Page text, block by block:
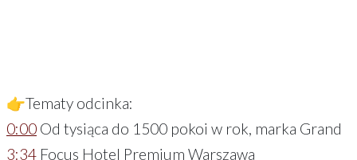
👉Tematy odcinka:
0:00 Od tysiąca do 1500 pokoi w rok, marka Grand
3:34 Focus Hotel Premium Warszawa